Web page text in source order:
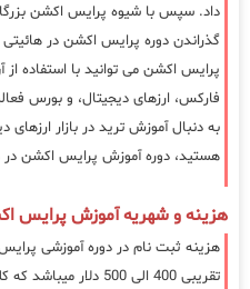
داد. سپس با شیوه پرایس اکشن
گذراندن دوره پرایس اکشن در
پرایس اکشن می توانید با استفاده از
فارکس، ارزهای دیجیتال، و بورس
به دنبال آموزش ترید در بازار ارزهای
هستید، دوره آموزش پرایس اکشن
هزینه و شهریه آموزش پرایس
هزینه ثبت نام در دوره آموزشی
تقریبی 400 الی 500